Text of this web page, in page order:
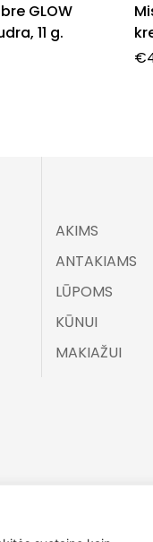
GLOW
11 g.
€
AKIMS
ANTAKIAMS
LŪPOMS
KŪNUI
MAKIAŽUI
Svetainę